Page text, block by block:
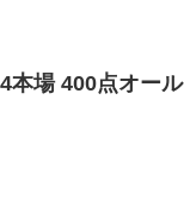
本場 400点オール